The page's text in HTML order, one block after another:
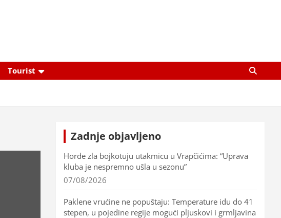
Tourist
Zadnje objavljeno
Horde zla bojkotuju utakmicu u Vrapčićima: “Uprava
kluba je nespremno ušla u sezonu”
07/08/2026
Paklene vrućine ne popuštaju: Temperature idu do 41
stepen, u pojedine regije mogući pljuskovi i grmljavina